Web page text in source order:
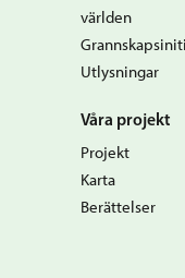
världen
Utlysningar
Våra projekt
Projekt
Karta
Berättelser